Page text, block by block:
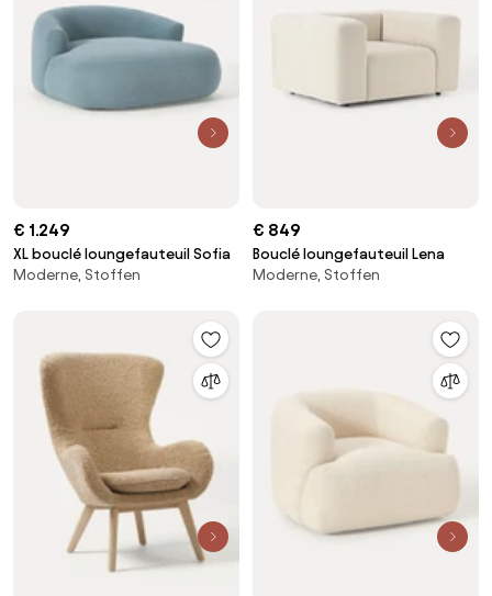
€ 1.249
XL bouclé loungefauteuil Sofia
Moderne, Stoffen
€ 849
Bouclé loungefauteuil Lena
Moderne, Stoffen